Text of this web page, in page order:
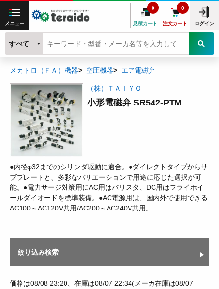
メニュー 見積カート
0
注文カート
0
ログイン
すべて
メカトロ（ＦＡ）機器 空圧機器 エア電磁弁
（株）ＴＡＩＹＯ
小形電磁弁 SR542-PTM
●内径φ32までのシリンダ駆動に適合。●ダイレクトタイプからサ
ブプレートと、多彩なバリエーションで用途に応じた選択が可
能。●電力サージ対策用にAC用はバリスタ、DC用はフライホイ
ールダイオードを標準装備。●AC電源用は、国内外で使用できる
AC100～AC120V共用/AC200～AC240V共用。
絞り込み検索
価格は08/08 23:20、在庫は08/07 22:34(メーカ在庫は08/07